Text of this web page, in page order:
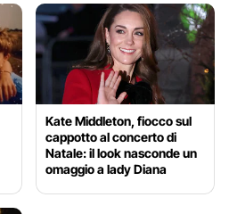
Kate Middleton, fiocco sul
cappotto al concerto di
Natale: il look nasconde un
omaggio a lady Diana